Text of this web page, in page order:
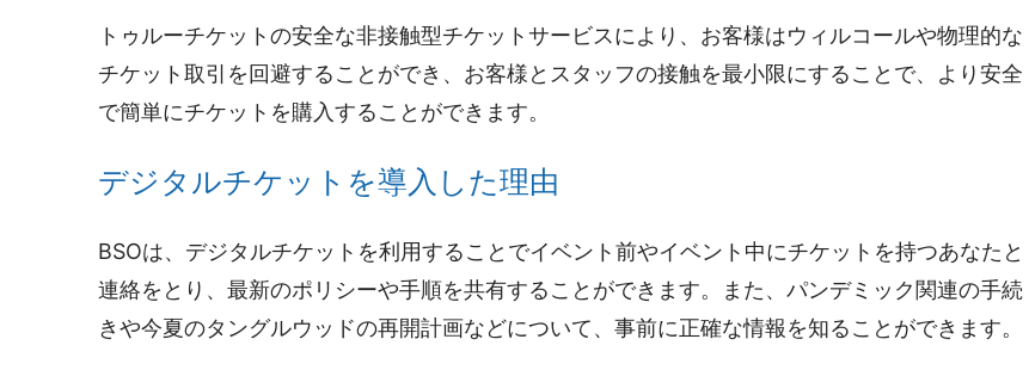
トゥルーチケットの安全な非接触型チケットサービスにより、お客様はウィルコールや物理的な
チケット取引を回避することができ、お客様とスタッフの接触を最小限にすることで、より安全
で簡単にチケットを購入することができます。
デジタルチケットを導入した理由
BSOは、デジタルチケットを利用することでイベント前やイベント中にチケットを持つあなたと
連絡をとり、最新のポリシーや手順を共有することができます。また、パンデミック関連の手続
きや今夏のタングルウッドの再開計画などについて、事前に正確な情報を知ることができます。